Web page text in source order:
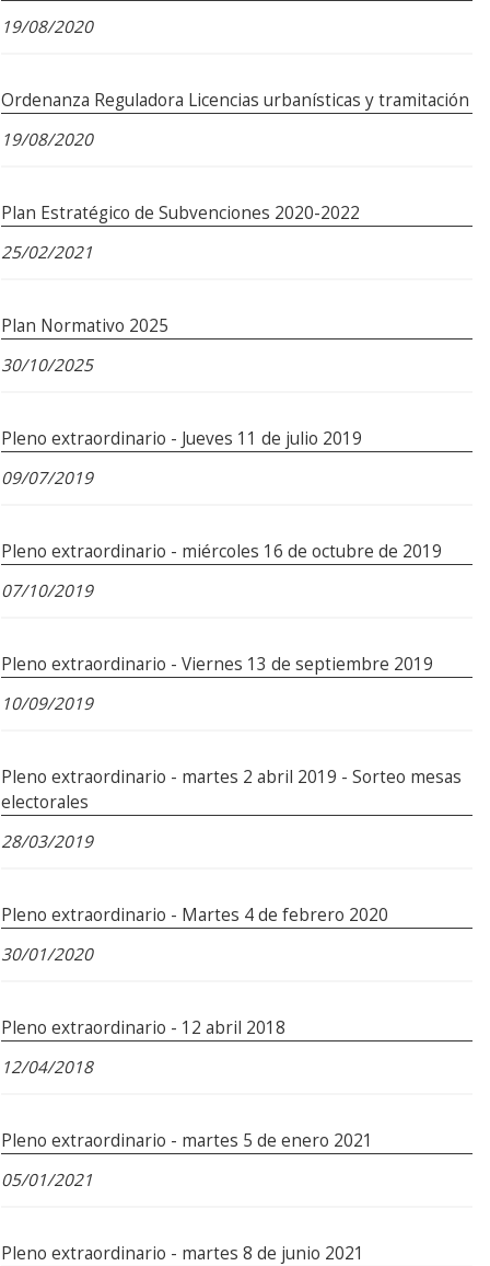
19/08/2020
Ordenanza Reguladora Licencias urbanísticas y tramitación
19/08/2020
Plan Estratégico de Subvenciones 2020-2022
25/02/2021
Plan Normativo 2025
30/10/2025
Pleno extraordinario - Jueves 11 de julio 2019
09/07/2019
Pleno extraordinario - miércoles 16 de octubre de 2019
07/10/2019
Pleno extraordinario - Viernes 13 de septiembre 2019
10/09/2019
Pleno extraordinario - martes 2 abril 2019 - Sorteo mesas
electorales
28/03/2019
Pleno extraordinario - Martes 4 de febrero 2020
30/01/2020
Pleno extraordinario - 12 abril 2018
12/04/2018
Pleno extraordinario - martes 5 de enero 2021
05/01/2021
Pleno extraordinario - martes 8 de junio 2021